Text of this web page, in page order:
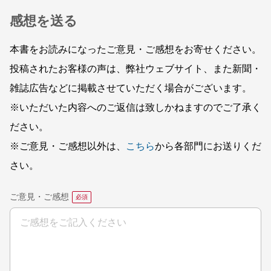
感想を送る
本書をお読みになったご意見・ご感想をお寄せください。
投稿されたお客様の声は、弊社ウェブサイト、また新聞・
雑誌広告などに掲載させていただく場合がございます。
※いただいた内容へのご返信は致しかねますのでご了承く
ださい。
※ご意見・ご感想以外は、
こちらから各部門にお送りくだ
さい。
ご意見・ご感想